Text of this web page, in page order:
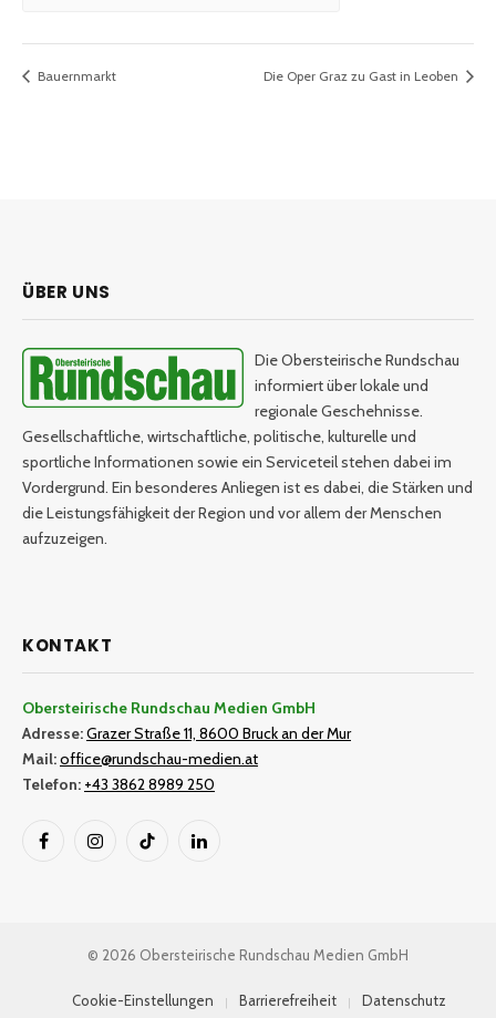
Bauernmarkt Die Oper Graz zu Gast in Leoben
ÜBER UNS
Die Obersteirische Rundschau
informiert über lokale und
regionale Geschehnisse.
Gesellschaftliche, wirtschaftliche, politische, kulturelle und
sportliche Informationen sowie ein Serviceteil stehen dabei im
Vordergrund. Ein besonderes Anliegen ist es dabei, die Stärken und
die Leistungsfähigkeit der Region und vor allem der Menschen
aufzuzeigen.
KONTAKT
Obersteirische Rundschau Medien GmbH
Adresse:Grazer Straße 11, 8600 Bruck an der Mur
Mail:office@rundschau-medien.at
Telefon: +43 3862 8989 250
FacebookInstagramTikTok LinkedIn
© 2026 Obersteirische Rundschau Medien GmbH
Cookie-Einstellungen Barrierefreiheit Datenschutz